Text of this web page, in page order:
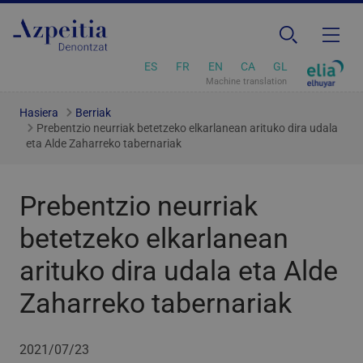
ES FR EN CA GL
Machine translation
Hasiera
Berriak
Prebentzio neurriak betetzeko elkarlanean arituko dira udala
eta Alde Zaharreko tabernariak
Prebentzio neurriak
betetzeko elkarlanean
arituko dira udala eta Alde
Zaharreko tabernariak
2021/07/23